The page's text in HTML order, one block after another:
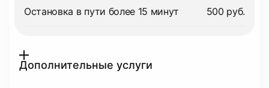
Остановка в пути более 15 минут 500 руб.
Дополнительные услуги